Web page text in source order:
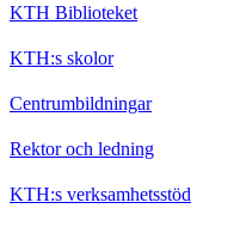
KTH Biblioteket
KTH:s skolor
Centrumbildningar
Rektor och ledning
KTH:s verksamhetsstöd